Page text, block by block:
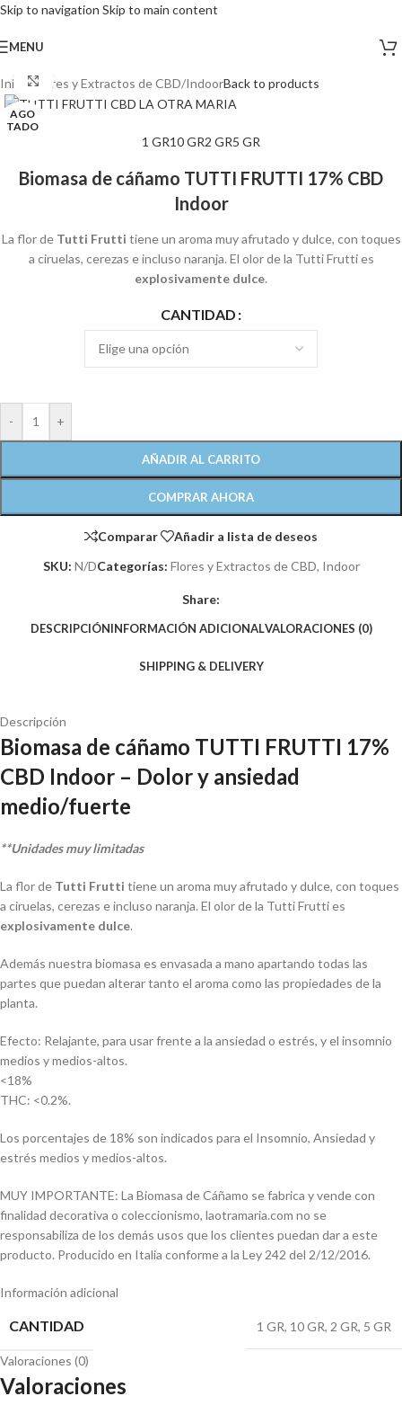
Skip to navigation Skip to main content
MENU
Inicio/Flores y Extractos de CBD/IndoorBack to products
AGO
TADO
Click to enlarge
1 GR10 GR2 GR5 GR
Biomasa de cáñamo TUTTI FRUTTI 17% CBD
Indoor
La flor de Tutti Frutti tiene un aroma muy afrutado y dulce, con toques
a ciruelas, cerezas e incluso naranja. El olor de la Tutti Frutti es
explosivamente dulce.
CANTIDAD
- +
AÑADIR AL CARRITO
COMPRAR AHORA
Comparar
Añadir a lista de deseos
SKU: N/DCategorías: Flores y Extractos de CBD, Indoor
Share:
DESCRIPCIÓNINFORMACIÓN ADICIONALVALORACIONES (0)
SHIPPING & DELIVERY
Descripción
Biomasa de cáñamo TUTTI FRUTTI 17%
CBD Indoor – Dolor y ansiedad
medio/fuerte
**Unidades muy limitadas
La flor de Tutti Frutti tiene un aroma muy afrutado y dulce, con toques
a ciruelas, cerezas e incluso naranja. El olor de la Tutti Frutti es
explosivamente dulce.
Además nuestra biomasa es envasada a mano apartando todas las
partes que puedan alterar tanto el aroma como las propiedades de la
planta.
Efecto: Relajante, para usar frente a la ansiedad o estrés, y el insomnio
medios y medios-altos.
<18%
THC: <0.2%.
Los porcentajes de 18% son indicados para el Insomnio, Ansiedad y
estrés medios y medios-altos.
MUY IMPORTANTE: La Biomasa de Cáñamo se fabrica y vende con
finalidad decorativa o coleccionismo, laotramaria.com no se
responsabiliza de los demás usos que los clientes puedan dar a este
producto. Producido en Italia conforme a la Ley 242 del 2/12/2016.
Información adicional
CANTIDAD 1 GR, 10 GR, 2 GR, 5 GR
Valoraciones (0)
Valoraciones